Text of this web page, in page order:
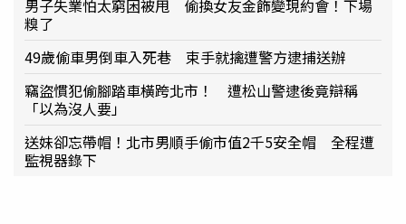
男子失業怕太窮困被甩 偷換女友金飾變現約會！下場
糗了
49歲偷車男倒車入死巷 束手就擒遭警方逮捕送辦
竊盜慣犯偷腳踏車橫跨北市！ 遭松山警逮後竟辯稱
「以為沒人要」
送妹卻忘帶帽！北市男順手偷市值2千5安全帽 全程遭
監視器錄下